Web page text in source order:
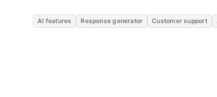
AI features Response generator Customer support